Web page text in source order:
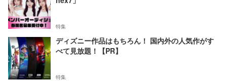
特集
ディズニー作品はもちろん！ 国内外の人気作がす
べて見放題！【PR】
特集